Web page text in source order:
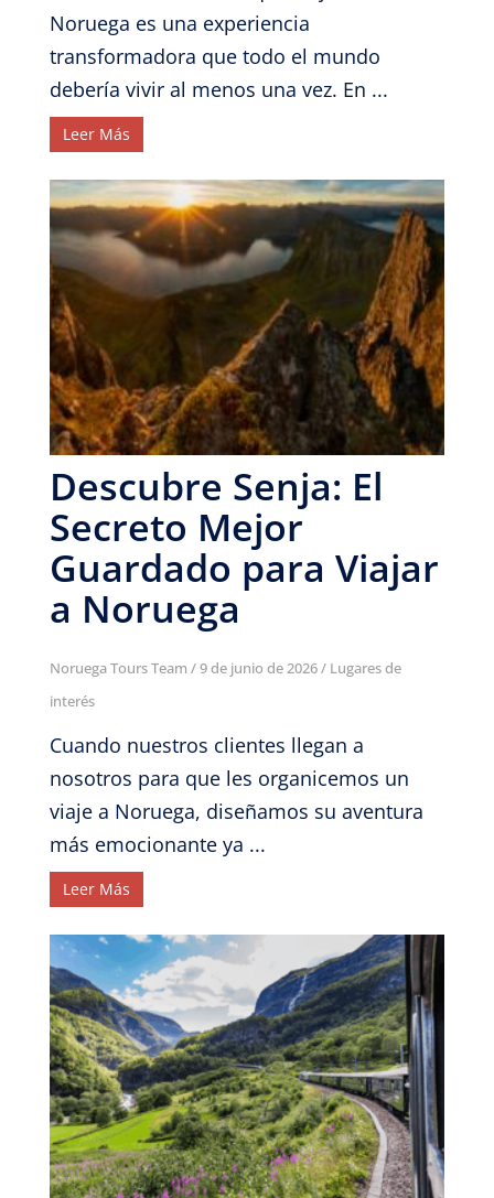
Noruega es una experiencia
transformadora que todo el mundo
debería vivir al menos una vez. En ...
Leer Más
Descubre Senja: El
Secreto Mejor
Guardado para Viajar
a Noruega
Noruega Tours Team /9 de junio de 2026/ Lugares de
interés
Cuando nuestros clientes llegan a
nosotros para que les organicemos un
viaje a Noruega, diseñamos su aventura
más emocionante ya ...
Leer Más